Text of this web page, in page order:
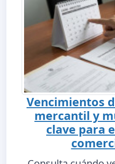
Vencimientos
mercantil y
clave para